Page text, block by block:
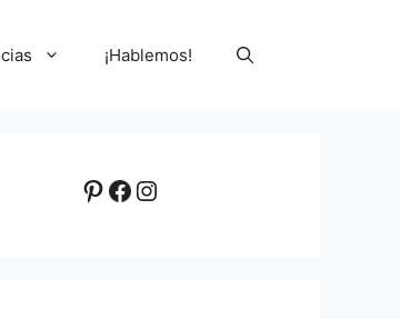
¡Hablemos!
Pinterest
Facebook
Instagram